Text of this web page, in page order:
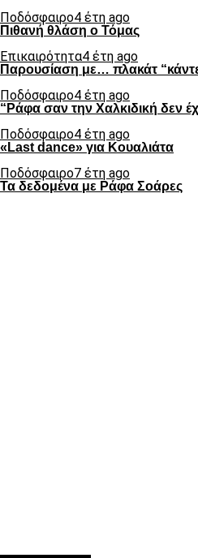
Ποδόσφαιρο4 έτη ago
Πιθανή θλάση ο Τόμας
Επικαιρότητα4 έτη ago
Παρουσίαση με… πλακάτ
Ποδόσφαιρο4 έτη ago
“Ράφα σαν την Χαλκιδική δεν
Ποδόσφαιρο4 έτη ago
«Last dance» για Κουαλιάτα
Ποδόσφαιρο7 έτη ago
Τα δεδομένα με Ράφα Σοάρες